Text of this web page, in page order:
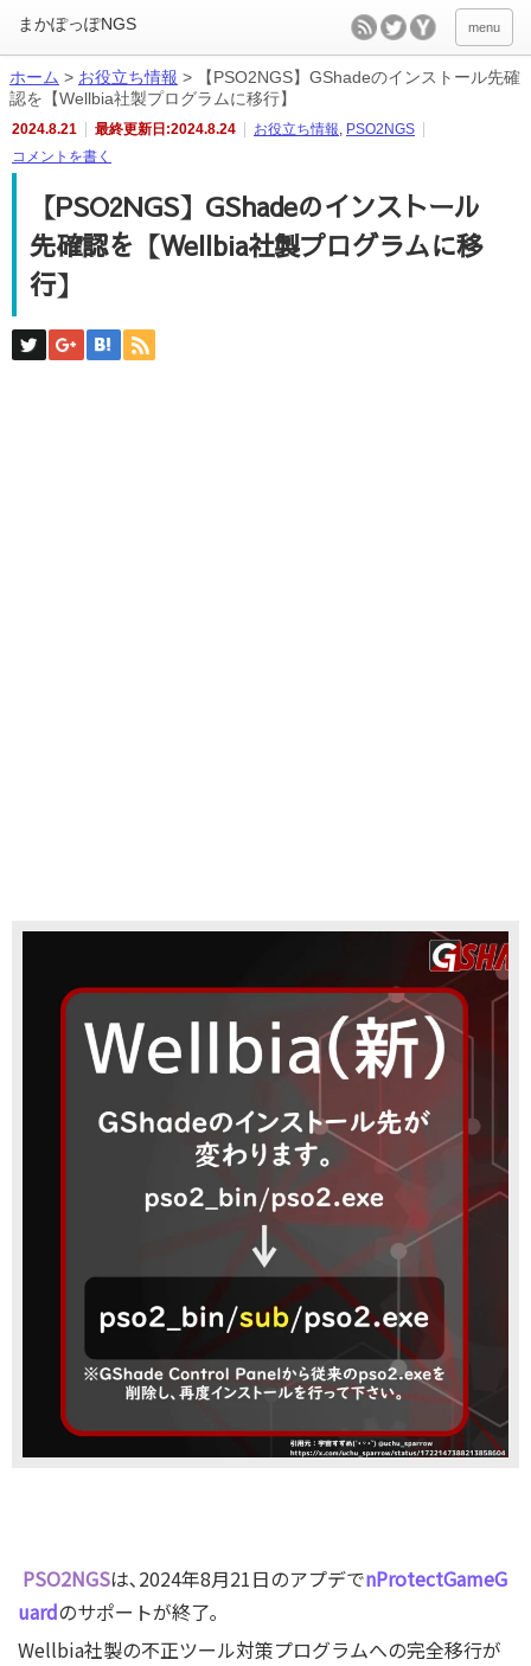
menu
ホーム > お役立ち情報 >
【PSO2NGS】GShadeのインストール先確
認を【Wellbia社製プログラムに移行】
2024.8.21 最終更新日:2024.8.24 お役立ち情報, PSO2NGS
コメントを書く
【PSO2NGS】GShadeのインストール
先確認を【Wellbia社製プログラムに移
行】
PSO2NGSは､2024年8月21日のアプデでnProtectGameG
uardのサポートが終了｡
Wellbia社製の不正ツール対策プログラムへの完全移行が